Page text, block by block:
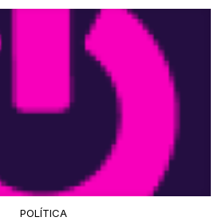
POLÍTICA